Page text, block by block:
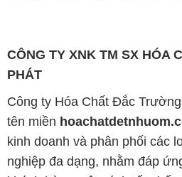
CÔNG TY XNK TM SX HÓA
PHÁT
Công ty Hóa Chất Đắc
tên miền
kinh doanh và phân phối các
nghiệp đa dạng, nhằm đáp